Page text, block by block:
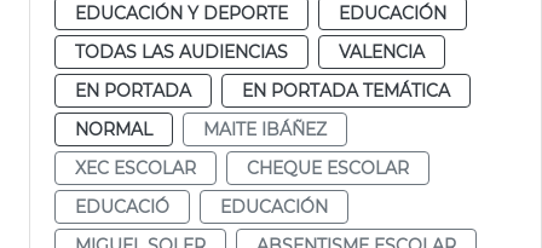
EDUCACIÓN Y DEPORTE
EDUCACIÓN
TODAS LAS AUDIENCIAS
VALENCIA
EN PORTADA
EN PORTADA TEMÁTICA
NORMAL
MAITE IBÁÑEZ
XEC ESCOLAR
CHEQUE ESCOLAR
EDUCACIÓ
EDUCACIÓN